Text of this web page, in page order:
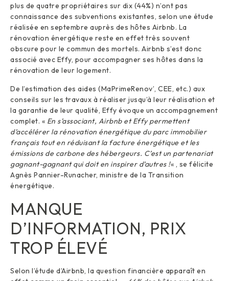
plus de quatre propriétaires sur dix (44%) n’ont pas
connaissance des subventions existantes, selon une étude
réalisée en septembre auprès des hôtes Airbnb. La
rénovation énergétique reste en effet très souvent
obscure pour le commun des mortels. Airbnb s’est donc
associé avec Effy, pour accompagner ses hôtes dans la
rénovation de leur logement.
De l’estimation des aides (MaPrimeRenov’, CEE, etc.) aux
conseils sur les travaux à réaliser jusqu’à leur réalisation et
la garantie de leur qualité, Effy évoque un accompagnement
complet. « En s’associant, Airbnb et Effy permettent
d’accélérer la rénovation énergétique du parc immobilier
français tout en réduisant la facture énergétique et les
émissions de carbone des hébergeurs. C’est un partenariat
gagnant-gagnant qui doit en inspirer d’autres !« , se félicite
Agnès Pannier-Runacher, ministre de la Transition
énergétique.
MANQUE
D’INFORMATION, PRIX
TROP ÉLEVÉ
Selon l’étude d’Airbnb, la question financière apparaît en